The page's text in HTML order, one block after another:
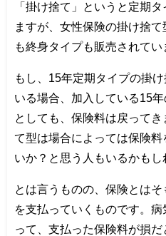
「掛け捨て」というと定期
ますが、女性保険の掛け捨
も終身タイプも販売されてい
もし、15年定期タイプの掛
いる場合、加入している15
としても、保険料は戻って
て型は場合によっては保険
いか？と思う人もいるかもし
とは言うものの、保険とは
を支払っていくものです。
って、支払った保険料が損